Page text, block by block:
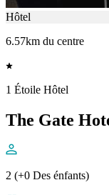
Hôtel
6.57km du centre
1 Étoile Hôtel
The Gate
2 (+0 Des énfants)